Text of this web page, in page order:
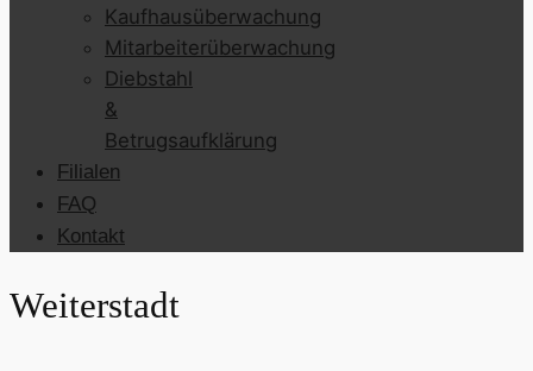
Kaufhausüberwachung
Mitarbeiterüberwachung
Diebstahl
&
Betrugsaufklärung
Filialen
FAQ
Kontakt
Weiterstadt